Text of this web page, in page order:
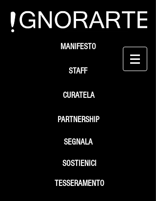
STAFF
SEGNALA
SOSTIENICI
MANIFESTO
PARTNERSHIP
TESSERAMENTO
CURATELA